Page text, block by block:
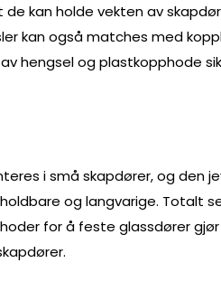
kan holde vekten av
kan også matches med
hengsel og plastkopphode
i små skapdører, og den
og langvarige. Totalt
for å feste glassdører